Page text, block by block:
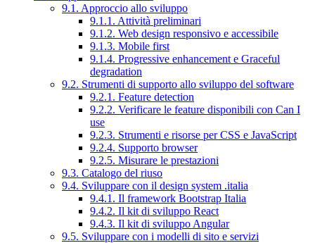
9.1. Approccio allo sviluppo
9.1.1. Attività preliminari
9.1.2. Web design responsivo e accessibile
9.1.3. Mobile first
9.1.4. Progressive enhancement e Graceful
degradation
9.2. Strumenti di supporto allo sviluppo del software
9.2.1. Feature detection
9.2.2. Verificare le feature disponibili con Can I
use
9.2.3. Strumenti e risorse per CSS e JavaScript
9.2.4. Supporto browser
9.2.5. Misurare le prestazioni
9.3. Catalogo del riuso
9.4. Sviluppare con il design system .italia
9.4.1. Il framework Bootstrap Italia
9.4.2. Il kit di sviluppo React
9.4.3. Il kit di sviluppo Angular
9.5. Sviluppare con i modelli di sito e servizi